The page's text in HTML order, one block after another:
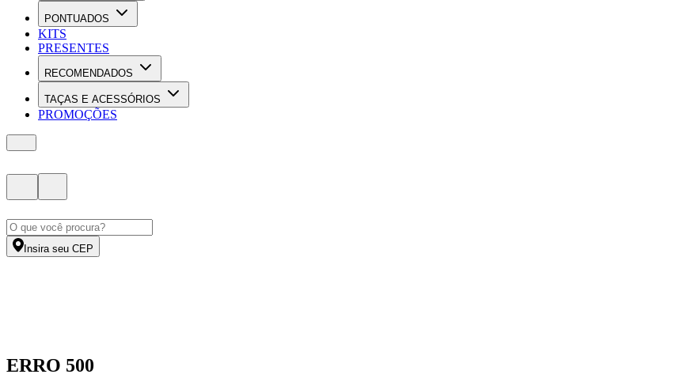
PONTUADOS
KITS
PRESENTES
RECOMENDADOS
TAÇAS E ACESSÓRIOS
PROMOÇÕES
Insira seu CEP
ERRO 500